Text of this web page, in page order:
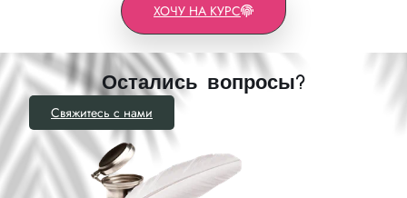
ХОЧУ НА КУРС
Остались вопросы?
Свяжитесь с нами